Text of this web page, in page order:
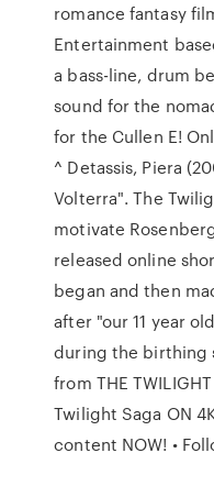
romance fantasy
Entertainment
a bass-line, drum
sound for the
for the Cullen E!
^ Detassis, Piera
Volterra". The
motivate
released online
began and then
after "our 11 year
during the birthing
from THE
Twilight Saga ON
content NOW! •